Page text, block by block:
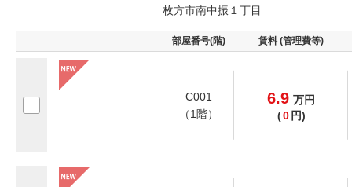
枚方市南中振１丁目
部屋番号(階) 賃料 (管理費等)
C001
（1階）
6.9 万円
(0 円)